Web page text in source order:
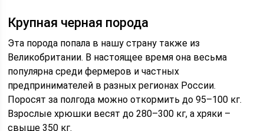
Крупная черная порода
Эта порода попала в нашу страну также из
Великобритании. В настоящее время она весьма
популярна среди фермеров и частных
предпринимателей в разных регионах России.
Поросят за полгода можно откормить до 95–100 кг.
Взрослые хрюшки весят до 280–300 кг, а хряки –
свыше 350 кг.